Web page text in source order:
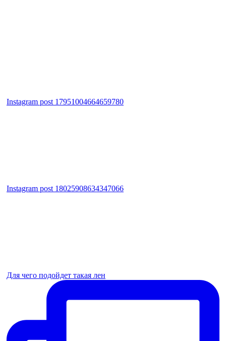
Instagram post 17951004664659780
Instagram post 18025908634347066
Для чего подойдет такая лен